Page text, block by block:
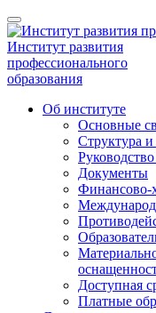
Институт развития
профессионального
образования
Об институте
Основные
Структура
Документы
Финансово-
Доступная
Платные